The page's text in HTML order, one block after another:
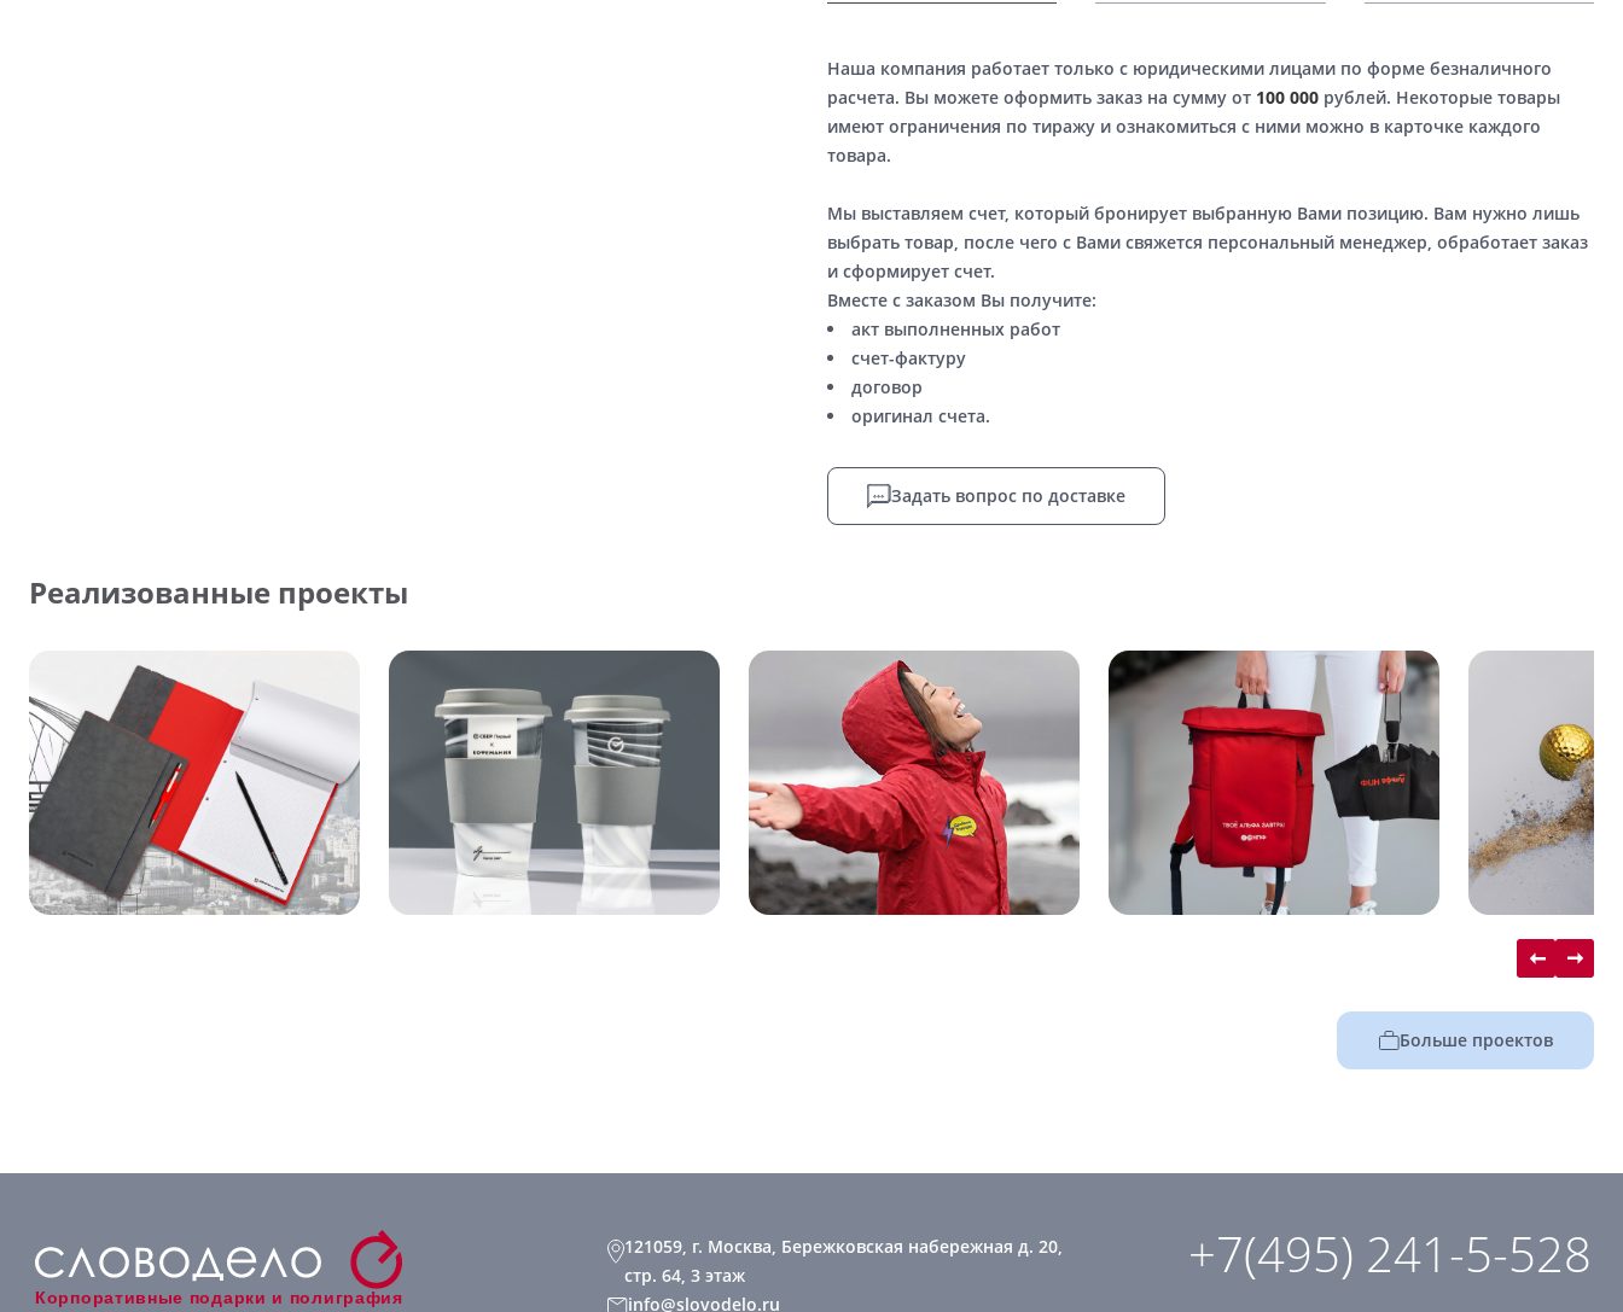
Наша компания работает только с юридическими лицами по форме безналичного
расчета. Вы можете оформить заказ на сумму от 100 000рублей. Некоторые товары
имеют ограничения по тиражу и ознакомиться с ними можно в карточке каждого
товара.
Мы выставляем счет, который бронирует выбранную Вами позицию. Вам нужно лишь
выбрать товар, после чего с Вами свяжется персональный менеджер, обработает заказ
и сформирует счет.
Вместе с заказом Вы получите:
акт выполненных работ
счет-фактуру
договор
оригинал счета.
Задать вопрос по доставке
Реализованные проекты
Больше проектов
Корпоративные подарки и полиграфия
121059, г. Москва, Бережковская набережная д. 20,
стр. 64, 3 этаж
info@slovodelo.ru
+7(495) 241-5-528